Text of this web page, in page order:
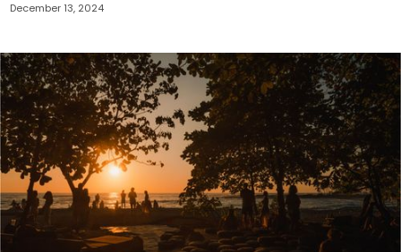
December 13, 2024